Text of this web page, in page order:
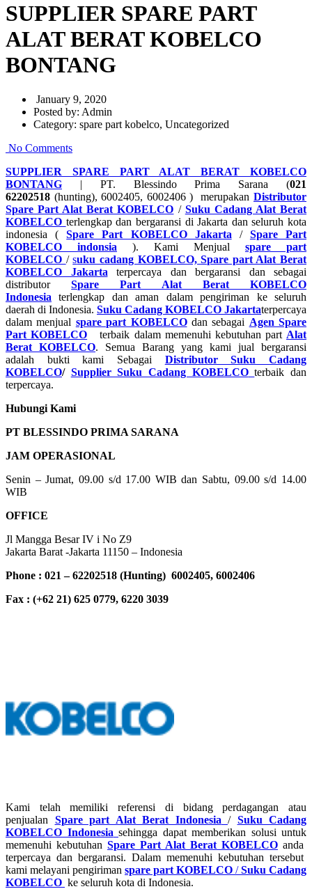
SUPPLIER SPARE PART
ALAT BERAT KOBELCO
BONTANG
January 9, 2020
Posted by: Admin
Category: spare part kobelco, Uncategorized
No Comments
SUPPLIER SPARE PART ALAT BERAT KOBELCO
BONTANG | PT. Blessindo Prima Sarana (021
62202518 (hunting), 6002405, 6002406 ) merupakan Distributor
Spare Part Alat Berat KOBELCO / Suku Cadang Alat Berat
KOBELCO terlengkap dan bergaransi di Jakarta dan seluruh kota
indonesia (Spare Part KOBELCO Jakarta / Spare Part
KOBELCO indonsia ). Kami Menjual spare part
KOBELCO /suku cadang KOBELCO, Spare part Alat Berat
KOBELCO Jakarta terpercaya dan bergaransi dan sebagai
distributorSpare Part Alat Berat KOBELCO
Indonesia terlengkap dan aman dalam pengiriman ke seluruh
daerah di Indonesia. Suku Cadang KOBELCO Jakartaterpercaya
dalam menjual spare part KOBELCOdan sebagai Agen Spare
Part KOBELCO terbaik dalam memenuhi kebutuhan part Alat
Berat KOBELCO. Semua Barang yang kami jual bergaransi
adalah bukti kami Sebagai Distributor Suku Cadang
KOBELCO/ Supplier Suku Cadang KOBELCO terbaik dan
terpercaya.
Hubungi Kami
PT BLESSINDO PRIMA SARANA
JAM OPERASIONAL
Senin – Jumat, 09.00 s/d 17.00 WIB dan Sabtu, 09.00 s/d 14.00
WIB
OFFICE
Jl Mangga Besar IV i No Z9
Jakarta Barat -Jakarta 11150 – Indonesia
Phone : 021 – 62202518 (Hunting) 6002405, 6002406
Fax : (+62 21) 625 0779, 6220 3039
Kami telah memiliki referensi di bidang perdagangan atau
penjualan Spare part Alat Berat Indonesia / Suku Cadang
KOBELCO Indonesia sehingga dapat memberikan solusi untuk
memenuhi kebutuhan Spare Part Alat Berat KOBELCO anda
terpercaya dan bergaransi. Dalam memenuhi kebutuhan tersebut
kami melayani pengiriman spare part KOBELCO /Suku Cadang
KOBELCO ke seluruh kota di Indonesia.